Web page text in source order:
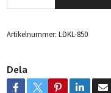
Artikelnummer: LDKL-850
Dela